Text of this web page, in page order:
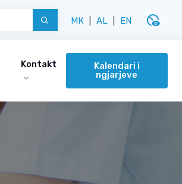
МК AL EN disabled_visible
Kontakt
Kalendari i
ngjarjeve